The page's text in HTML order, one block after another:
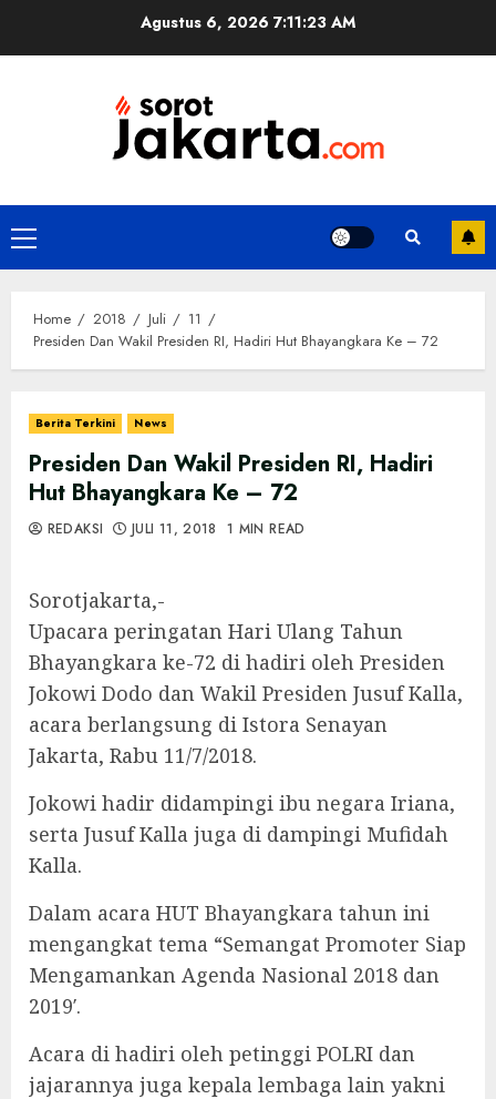
Agustus 6, 2026 7:11:23 AM
Primary
Menu
Home 2018 Juli
11
Presiden Dan Wakil Presiden RI, Hadiri Hut Bhayangkara Ke – 72
Berita Terkini News
Presiden Dan Wakil Presiden RI, Hadiri
Hut Bhayangkara Ke – 72
REDAKSI JULI 11, 2018 1 MIN READ
Sorotjakarta,-
Upacara peringatan Hari Ulang Tahun
Bhayangkara ke-72 di hadiri oleh Presiden
Jokowi Dodo dan Wakil Presiden Jusuf Kalla,
acara berlangsung di Istora Senayan
Jakarta, Rabu 11/7/2018.
Jokowi hadir didampingi ibu negara Iriana,
serta Jusuf Kalla juga di dampingi Mufidah
Kalla.
Dalam acara HUT Bhayangkara tahun ini
mengangkat tema “Semangat Promoter Siap
Mengamankan Agenda Nasional 2018 dan
2019′.
Acara di hadiri oleh petinggi POLRI dan
jajarannya juga kepala lembaga lain yakni